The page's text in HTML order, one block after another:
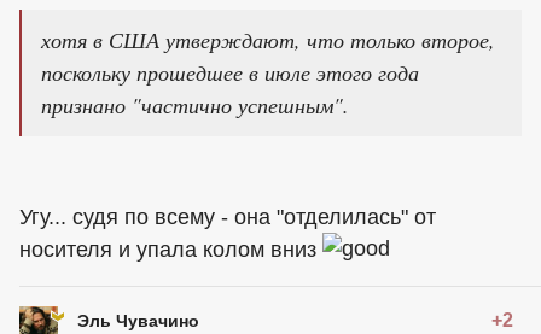
хотя в США утверждают, что только второе,
поскольку прошедшее в июле этого года
признано "частично успешным".
Угу... судя по всему - она "отделилась" от
носителя и упала колом вниз
Эль Чувачино +2